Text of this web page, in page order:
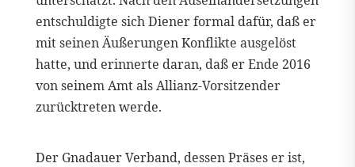
entschuldigte sich Diener formal dafür, daß er
mit seinen Äußerungen Konflikte ausgelöst
hatte, und erinnerte daran, daß er Ende 2016
von seinem Amt als Allianz-Vorsitzender
zurücktreten werde.
Der Gnadauer Verband, dessen Präses er ist,